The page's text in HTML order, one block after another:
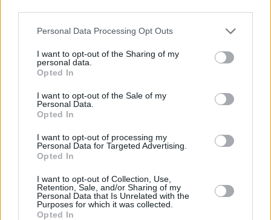
Personal Data Processing Opt Outs
I want to opt-out of the Sharing of my
personal data.
Opted In
I want to opt-out of the Sale of my
Personal Data.
Opted In
I want to opt-out of processing my
Personal Data for Targeted Advertising.
Opted In
I want to opt-out of Collection, Use,
Retention, Sale, and/or Sharing of my
Personal Data that Is Unrelated with the
Purposes for which it was collected.
Opted In
retrocedere il virus in modo che a settembre non ci sia bisogno
di quello previsto oggi”. Così il leader della Lega, Matteo Salvini,
referendum sulla giustizia.
(ITALPRESS).